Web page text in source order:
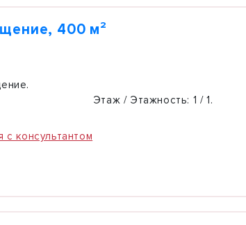
400 м²
Этаж / Этажность: 1 / 1.
с консультантом